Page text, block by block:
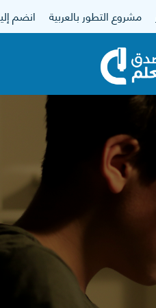
مشروع التطور بالعربية انضم